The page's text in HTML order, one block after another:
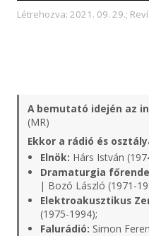
Létrehozva: 2021. 09. 29.;
A bemutató idején az
(MR)
Ekkor a rádió és
Elnök: Hárs István
Dramaturgia
| Bozó László (1971-
Elektroakusztikus
(1975-1994);
Falurádió: Simon